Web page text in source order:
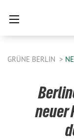
GRÜNE BERLIN
neuer